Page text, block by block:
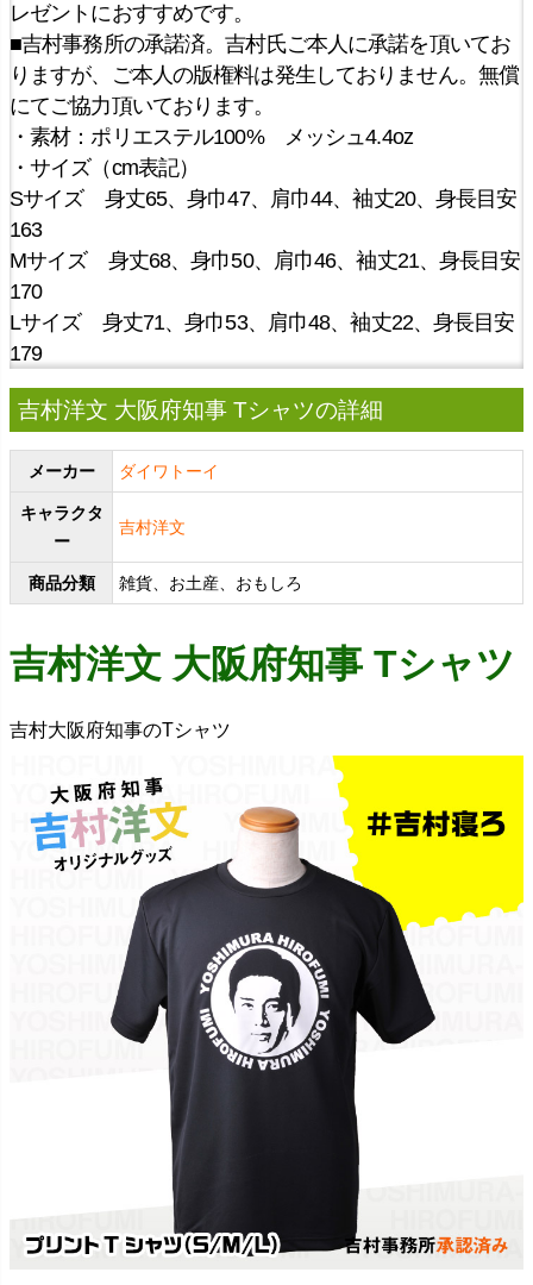
レゼントにおすすめです。
■吉村事務所の承諾済。吉村氏ご本人に承諾を頂いてお
りますが、ご本人の版権料は発生しておりません。無償
にてご協力頂いております。
・素材：ポリエステル100% メッシュ4.4oz
・サイズ（cm表記）
Sサイズ 身丈65、身巾47、肩巾44、袖丈20、身長目安
163
Mサイズ 身丈68、身巾50、肩巾46、袖丈21、身長目安
170
Lサイズ 身丈71、身巾53、肩巾48、袖丈22、身長目安
179
吉村洋文 大阪府知事 Tシャツの詳細
メーカー ダイワトーイ
キャラクタ
ー
吉村洋文
商品分類 雑貨、お土産、おもしろ
吉村洋文 大阪府知事 Tシャツ
吉村大阪府知事のTシャツ